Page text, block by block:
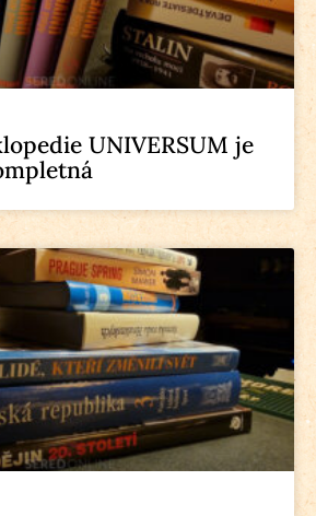
UNIVERSUM je